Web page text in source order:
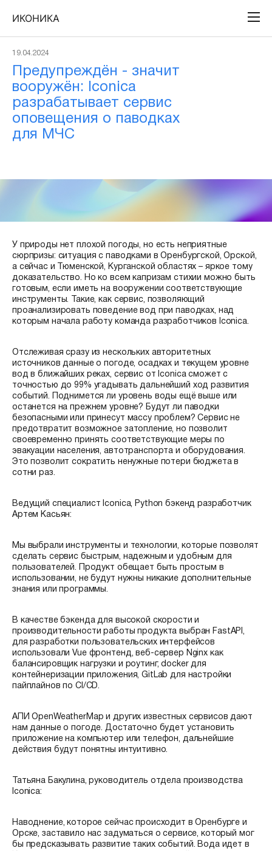
ИКОНИКА
19.04.2024
Предупреждён - значит
вооружён: Iconica
разрабатывает сервис
оповещения о паводках
для МЧС
У природы нет плохой погоды, но есть неприятные
сюрпризы: ситуация с паводками в Оренбургской, Орской,
а сейчас и Тюменской, Курганской областях – яркое тому
доказательство. Но ко всем капризам стихии можно быть
готовым, если иметь на вооружении соответствующие
инструменты. Такие, как сервис, позволяющий
проанализировать поведение вод при паводках, над
которым начала работу команда разработчиков Iconica.
Отслеживая сразу из нескольких авторитетных
источников данные о погоде, осадках и текущем уровне
вод в ближайших реках, сервис от Iconica сможет с
точностью до 99% угадывать дальнейший ход развития
событий. Поднимется ли уровень воды ещё выше или
останется на прежнем уровне? Будут ли паводки
безопасными или принесут массу проблем? Сервис не
предотвратит возможное затопление, но позволит
своевременно принять соответствующие меры по
эвакуации населения, автотранспорта и оборудования.
Это позволит сократить ненужные потери бюджета в
сотни раз.
Ведущий специалист Iconica, Python бэкенд разработчик
Артем Касьян:
Мы выбрали инструменты и технологии, которые позволят
сделать сервис быстрым, надежным и удобным для
пользователей. Продукт обещает быть простым в
использовании, не будут нужны никакие дополнительные
знания или программы.
В качестве бэкенда для высокой скорости и
производительности работы продукта выбран FastAPI,
для разработки пользовательских интерфейсов
использовали Vue фронтенд, веб-сервер Nginx как
балансировщик нагрузки и роутинг, docker для
контейнеризации приложения, GitLab для настройки
пайплайнов по CI/CD.
АПИ OpenWeatherMap и других известных сервисов дают
нам данные о погоде. Достаточно будет установить
приложение на компьютер или телефон, дальнейшие
действия будут понятны интуитивно.
Татьяна Бакулина, руководитель отдела производства
Iconica:
Наводнение, которое сейчас происходит в Оренбурге и
Орске, заставило нас задуматься о сервисе, который мог
бы предсказывать развитие таких событий. Вода идет в